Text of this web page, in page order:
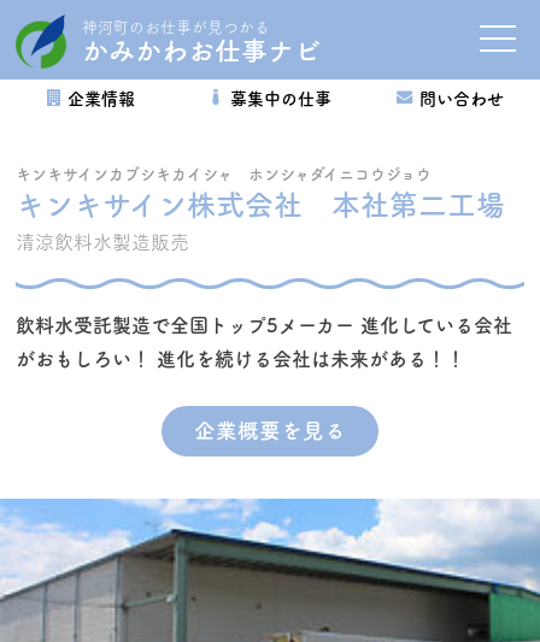
神河町のお仕事が見つかる
かみかわお仕事ナビ
toggle
企業情報 募集中の仕事 問い合わせ
キンキサインカブシキカイシャ ホンシャダイニコウジョウ
キンキサイン株式会社 本社第二工場
清涼飲料水製造販売
飲料水受託製造で全国トップ5メーカー 進化している会社
がおもしろい！ 進化を続ける会社は未来がある！！
企業概要を見る